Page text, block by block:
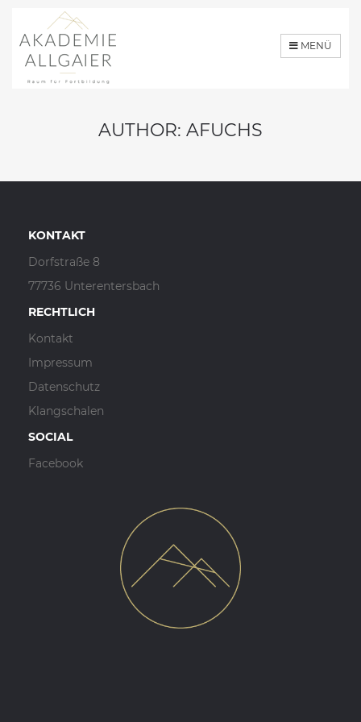
MENÜ
AUTHOR: AFUCHS
KONTAKT
Dorfstraße 8
77736 Unterentersbach
RECHTLICH
Kontakt
Impressum
Datenschutz
Klangschalen
SOCIAL
Facebook